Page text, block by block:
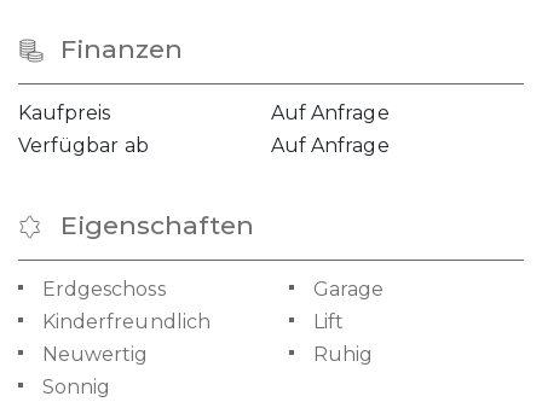
Finanzen
Kaufpreis
Auf Anfrage
Verfügbar ab
Auf Anfrage
Eigenschaften
Erdgeschoss
Garage
Kinderfreundlich
Lift
Neuwertig
Ruhig
Sonnig